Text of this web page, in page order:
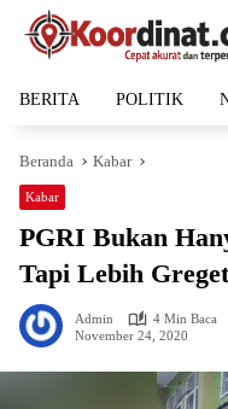
Langsung
BERITA POLITIK
Beranda Kabar
Kabar
PGRI Bukan
Tapi Lebih
Admin
4 Min Baca
November 24, 2020